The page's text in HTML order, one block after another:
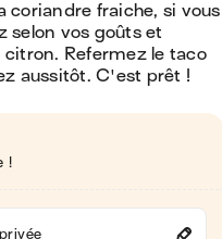
coriandre fraiche, si vous
selon vos goûts et
Refermez le taco
aussitôt. C'est prêt !
!